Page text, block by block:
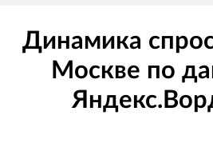
Динамика
Москве по